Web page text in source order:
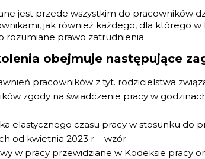
jest przede wszystkim do pracowników
jak również każdego, dla którego w
rozumiane prawo zatrudnienia.
obejmuje następujące
pracowników z tyt. rodzicielstwa
zgody na świadczenie pracy w
elastycznego czasu pracy w stosunku do
od kwietnia 2023 r. - wzór.
w pracy przewidziane w Kodeksie pracy